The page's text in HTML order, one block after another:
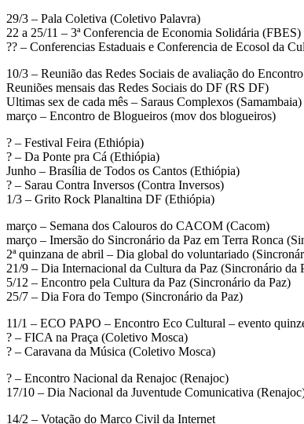
29/3 – Pala Coletiva (Coletivo Palavra)
22 a 25/11 – 3ª Conferencia de Economia Solidária (FBES)
?? – Conferencias Estaduais e Conferencia de Ecosol da
10/3 – Reunião das Redes Sociais de avaliação do
Reuniões mensais das Redes Sociais do DF (RS DF)
Ultimas sex de cada mês – Saraus Complexos (Samambaia)
março – Encontro de Blogueiros (mov dos blogueiros)
? – Festival Feira (Ethiópia)
? – Da Ponte pra Cá (Ethiópia)
Junho – Brasília de Todos os Cantos (Ethiópia)
? – Sarau Contra Inversos (Contra Inversos)
1/3 – Grito Rock Planaltina DF (Ethiópia)
março – Semana dos Calouros do CACOM (Cacom)
março – Imersão do Sincronário da Paz em Terra Ronca
2ª quinzana de abril – Dia global do voluntariado
21/9 – Dia Internacional da Cultura da Paz (Sincronário da
5/12 – Encontro pela Cultura da Paz (Sincronário da Paz)
25/7 – Dia Fora do Tempo (Sincronário da Paz)
11/1 – ECO PAPO – Encontro Eco Cultural – evento
? – FICA na Praça (Coletivo Mosca)
? – Caravana da Música (Coletivo Mosca)
? – Encontro Nacional da Renajoc (Renajoc)
17/10 – Dia Nacional da Juventude Comunicativa
14/2 – Votação do Marco Civil da Internet